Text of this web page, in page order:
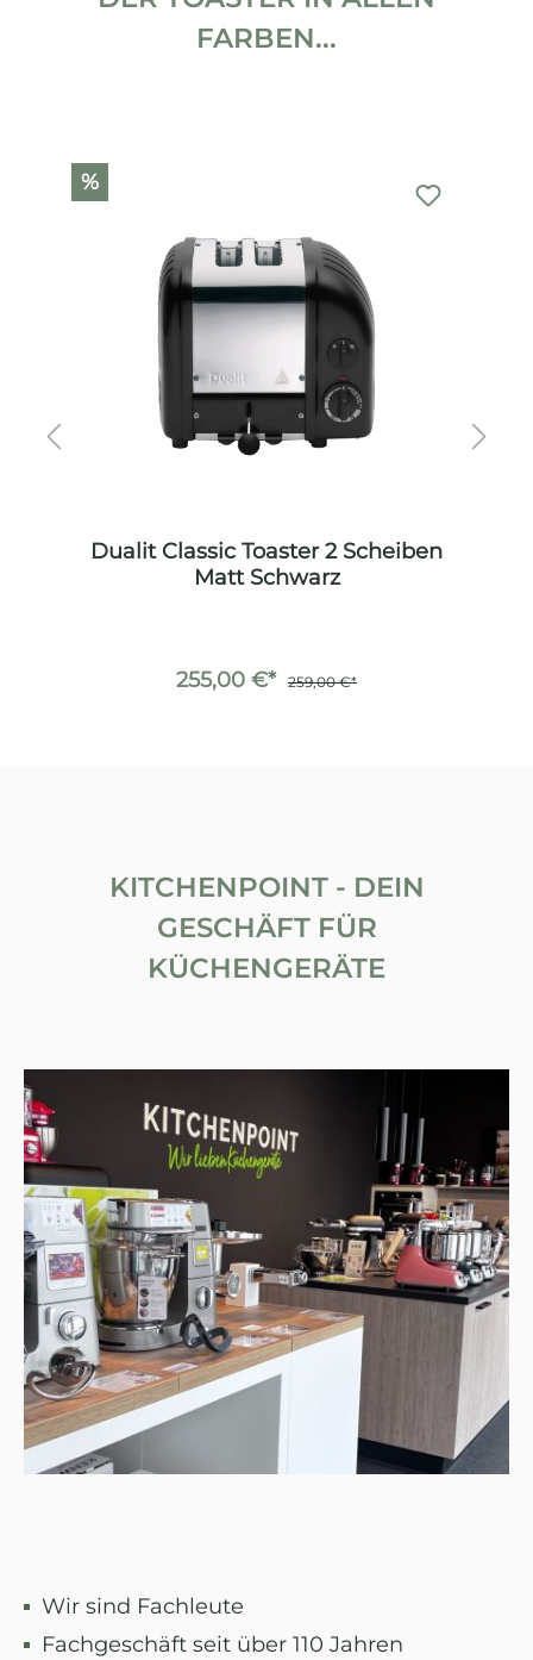
FARBEN...
Produktgalerie überspringen
%
Dualit Classic Toaster 2 Scheiben
Matt Schwarz
255,00 €* 259,00 €*
KITCHENPOINT - DEIN
GESCHÄFT FÜR
KÜCHENGERÄTE
Wir sind Fachleute
Fachgeschäft seit über 110 Jahren